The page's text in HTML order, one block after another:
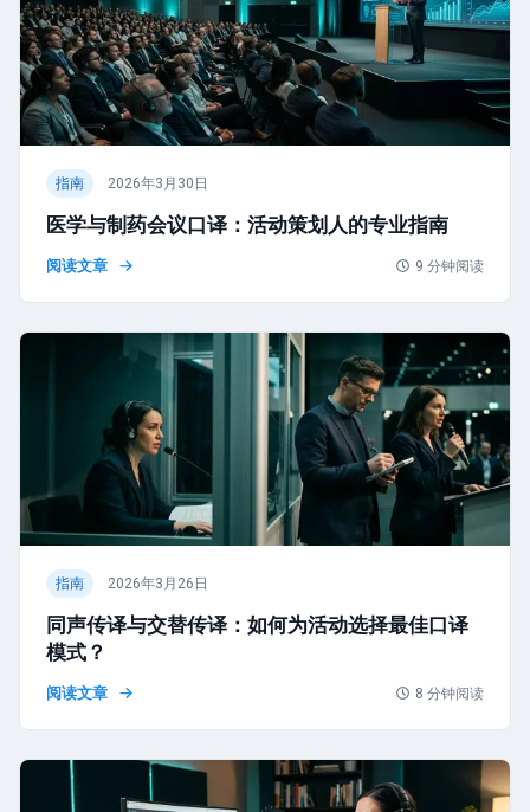
指南 2026年3月30日
医学与制药会议口译：活动策划人的专业指南
阅读文章 9 分钟阅读
指南 2026年3月26日
同声传译与交替传译：如何为活动选择最佳口译
模式？
阅读文章 8 分钟阅读